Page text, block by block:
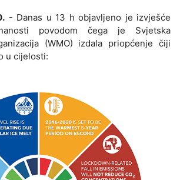
- Danas u 13 h objavljeno je izvješće
povodom čega je Svjetska
(WMO) izdala priopćenje čiji
u cijelosti: